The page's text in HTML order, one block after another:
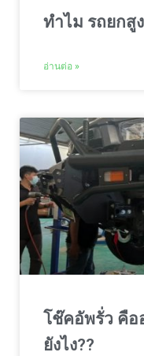
ทำไม รถยกสู
อ่านต่อ »
โช๊คอัพรั่ว คือ
ยังไง??